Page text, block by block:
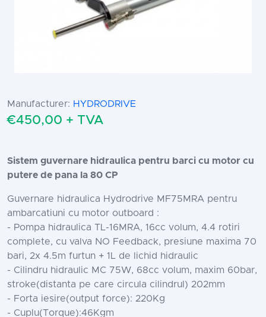
Manufacturer: HYDRODRIVE
€450,00 + TVA
Sistem guvernare hidraulica pentru barci cu motor cu
putere de pana la 80 CP
Guvernare hidraulica Hydrodrive MF75MRA pentru
ambarcatiuni cu motor outboard :
- Pompa hidraulica TL-16MRA, 16cc volum, 4.4 rotiri
complete, cu valva NO Feedback, presiune maxima 70
bari, 2x 4.5m furtun + 1L de lichid hidraulic
- Cilindru hidraulic MC 75W, 68cc volum, maxim 60bar,
stroke(distanta pe care circula cilindrul) 202mm
- Forta iesire(output force): 220Kg
- Cuplu(Torque):46Kgm